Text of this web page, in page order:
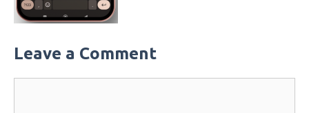
Leave a Comment